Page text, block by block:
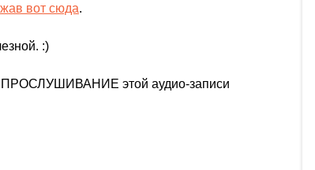
вот сюда.
:)
ПРОСЛУШИВАНИЕ этой аудио-записи